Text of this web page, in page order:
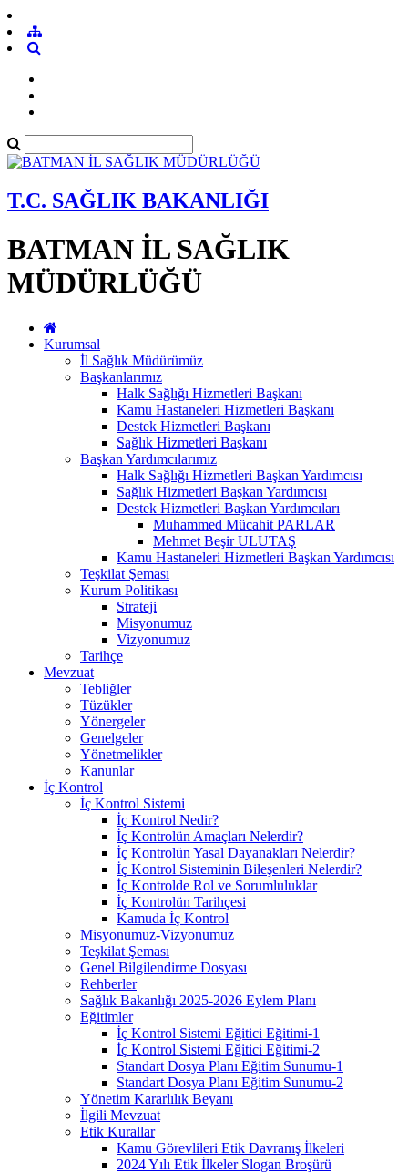
T.C. SAĞLIK BAKANLIĞI
BATMAN İL SAĞLIK
MÜDÜRLÜĞÜ
Kurumsal
İl Sağlık Müdürümüz
Başkanlarımız
Halk Sağlığı Hizmetleri Başkanı
Kamu Hastaneleri Hizmetleri Başkanı
Destek Hizmetleri Başkanı
Sağlık Hizmetleri Başkanı
Başkan Yardımcılarımız
Halk Sağlığı Hizmetleri Başkan Yardımcısı
Sağlık Hizmetleri Başkan Yardımcısı
Destek Hizmetleri Başkan Yardımcıları
Muhammed Mücahit PARLAR
Mehmet Beşir ULUTAŞ
Kamu Hastaneleri Hizmetleri Başkan Yardımcısı
Teşkilat Şeması
Kurum Politikası
Strateji
Misyonumuz
Vizyonumuz
Tarihçe
Mevzuat
Tebliğler
Tüzükler
Yönergeler
Genelgeler
Yönetmelikler
Kanunlar
İç Kontrol
İç Kontrol Sistemi
İç Kontrol Nedir?
İç Kontrolün Amaçları Nelerdir?
İç Kontrolün Yasal Dayanakları Nelerdir?
İç Kontrol Sisteminin Bileşenleri Nelerdir?
İç Kontrolde Rol ve Sorumluluklar
İç Kontrolün Tarihçesi
Kamuda İç Kontrol
Misyonumuz-Vizyonumuz
Teşkilat Şeması
Genel Bilgilendirme Dosyası
Rehberler
Sağlık Bakanlığı 2025-2026 Eylem Planı
Eğitimler
İç Kontrol Sistemi Eğitici Eğitimi-1
İç Kontrol Sistemi Eğitici Eğitimi-2
Standart Dosya Planı Eğitim Sunumu-1
Standart Dosya Planı Eğitim Sunumu-2
Yönetim Kararlılık Beyanı
İlgili Mevzuat
Etik Kurallar
Kamu Görevlileri Etik Davranış İlkeleri
2024 Yılı Etik İlkeler Slogan Broşürü